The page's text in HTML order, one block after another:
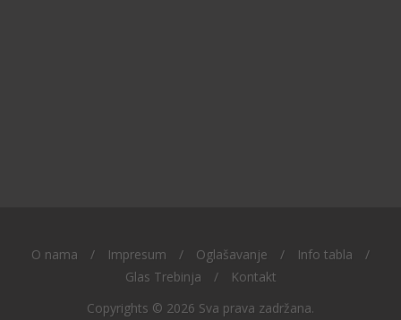
O nama / Impresum / Oglašavanje / Info tabla
/
Glas Trebinja
/
Kontakt
Copyrights © 2026 Sva prava zadržana.